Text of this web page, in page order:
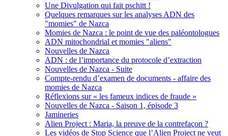
Une Divulgation qui fait pschitt !
Quelques remarques sur les analyses ADN des
"momies" de Nazca
Momies de Nazca : le point de vue des paléontologues
ADN mitochondrial et momies "aliens"
Nouvelles de Nazca
ADN : de l’importance du protocole d’extraction
Nouvelles de Nazca - Suite
Compte-rendu d’examen de documents - affaire des
momies de Nazca
Réflexions sur « les fameux indices de fraude »
Nouvelles de Nazca - Saison 1, épisode 3
Jamineries
Alien Project : Maria, la preuve de la contrefaçon ?
Les vidéos de Stop Science que l’Alien Project ne veut